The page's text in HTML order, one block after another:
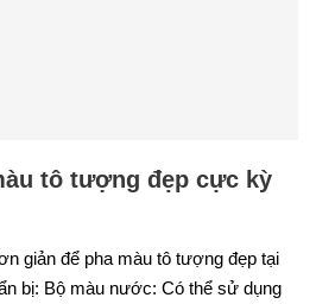
tô tượng đẹp cực kỳ
giản để pha màu tô tượng đẹp tại
bị: Bộ màu nước: Có thể sử dụng